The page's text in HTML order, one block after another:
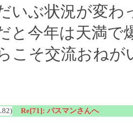
いぶ状況が変わ
と今年は天満で
こそ交流おねが
Re[71]: バスマンさんへ